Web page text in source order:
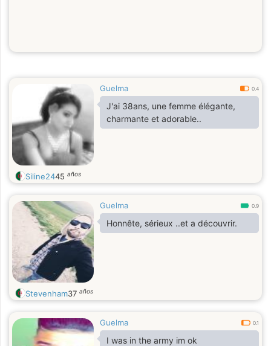
Guelma 0.4
J'ai 38ans, une femme élégante,
charmante et adorable..
Siline2445 años
Guelma 0.9
Honnête, sérieux ..et a découvrir.
Stevenham37 años
Guelma 0.1
I was in the army im ok